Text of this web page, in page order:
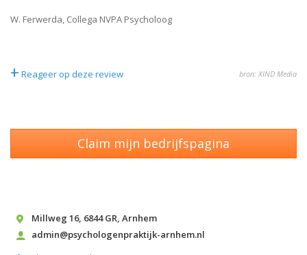
W. Ferwerda, Collega NVPA Psycholoog
+ Reageer op deze review bron: XIND Media
Claim mijn bedrijfspagina
Millweg 16, 6844 GR, Arnhem
admin@psychologenpraktijk-arnhem.nl